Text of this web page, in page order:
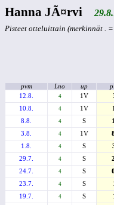
Hanna JÃ¤rvi
Pisteet otteluittain (merkinnät .
pvm Lno up
12.8.
4 1V
10.8.
4 1V
8.8.
4 S
3.8.
4 1V
1.8.
4 S
29.7.
4 S
24.7.
4 S
23.7.
4 S
19.7.
4 S